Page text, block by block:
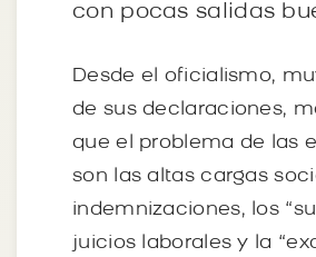
con pocas salidas
Desde el oficialismo,
de sus declaraciones,
que el problema de las
son las altas cargas
indemnizaciones, los
juicios laborales y la